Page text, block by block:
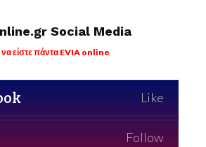
Social Media
να είστε πάντα EVIA online
Like
Follow